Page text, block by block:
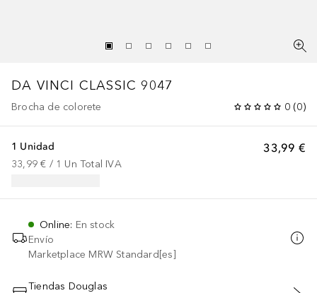
DA VINCI CLASSIC 9047
Brocha de colorete 0 (0)
33,99 €
1 Unidad
33,99 € / 1 Un Total IVA
Online: En stock
Envío
Marketplace MRW Standard[es]
Tiendas Douglas